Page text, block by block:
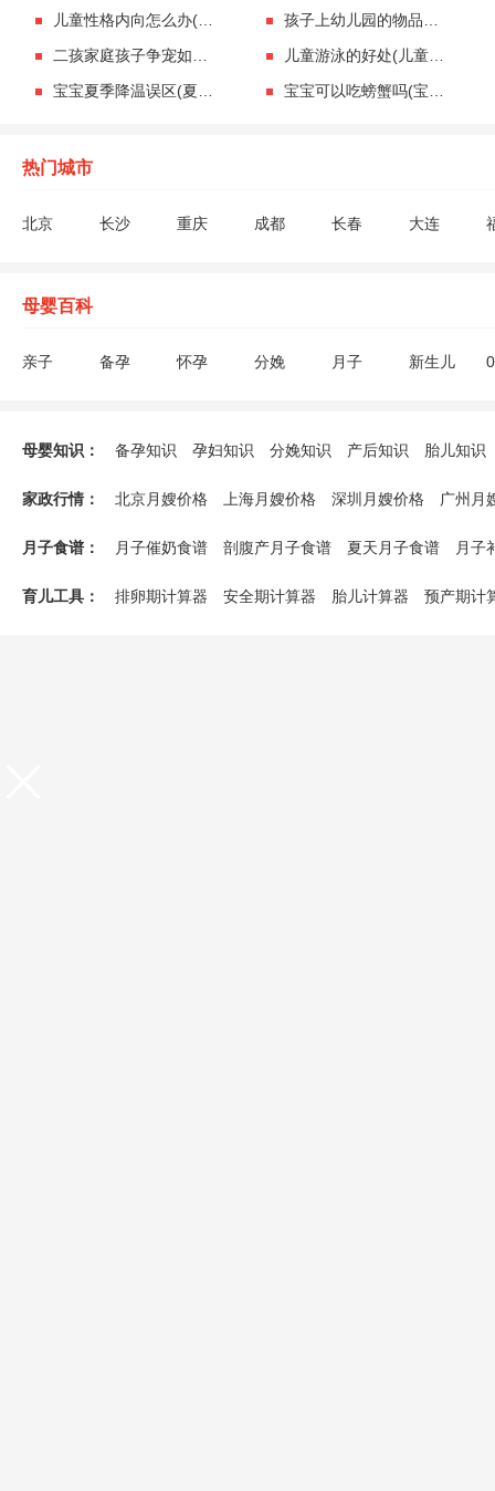
儿童性格内向怎么办(小孩性格比较内向怎么办)
孩子上幼儿园的物品准备(幼儿园上学准备物品)
二孩家庭孩子争宠如何处理(二孩家庭争宠怎么解决)
儿童游泳的好处(儿童游泳的好处有哪些)
宝宝夏季降温误区(夏季宝宝降温误区父母要知道)
宝宝可以吃螃蟹吗(宝宝能不能吃螃蟹呢)
热门城市
北京 长沙 重庆 成都 长春 大连
母婴百科
亲子 备孕 怀孕 分娩 月子 新生儿
产后疾病
月子禁忌 催乳回奶 避孕方法 新生儿喂养
新生儿护
婴儿疾病
婴儿早教 奶粉辅食 能力培养 游戏玩具 幼儿喂养
母婴知识： 备孕知识 孕妇知识 分娩知识 产后知识
胎儿知识
家政行情：
北京月嫂价格 上海月嫂价格 深圳月嫂价格
广州月
月子食谱： 月子催奶食谱 剖腹产月子食谱 夏天月子食谱 月子
育儿工具： 排卵期计算器 安全期计算器 胎儿计算器
预产期计